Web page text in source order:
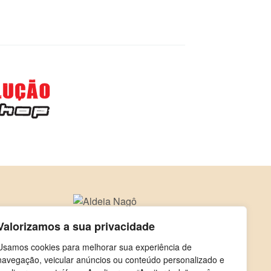
a sua privacidade
cookies para melhorar sua experiência de
veicular anúncios ou conteúdo personalizado e